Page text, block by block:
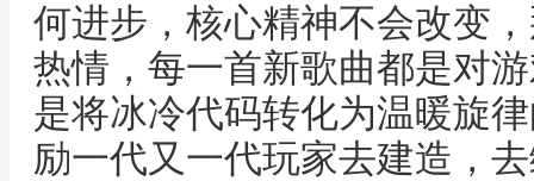
何进步，核心精神不会改变
热情，每一首新歌曲都是对
是将冰冷代码转化为温暖旋
励一代又一代玩家去建造，